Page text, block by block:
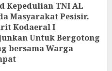
Kepedulian TNI AL
Masyarakat Pesisir,
Kodaeral I
Untuk Bergotong
bersama Warga